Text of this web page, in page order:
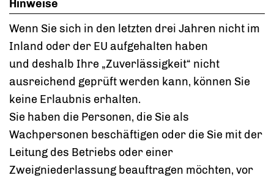
Hinweise
Wenn Sie sich in den letzten drei Jahren nicht im
Inland oder der EU aufgehalten haben
und deshalb Ihre „Zuverlässigkeit“ nicht
ausreichend geprüft werden kann, können Sie
keine Erlaubnis erhalten.
Sie haben die Personen, die Sie als
Wachpersonen beschäftigen oder die Sie mit der
Leitung des Betriebs oder einer
Zweigniederlassung beauftragen möchten, vor